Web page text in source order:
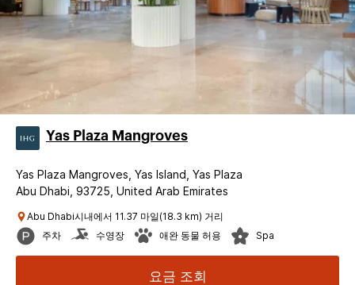
Yas Plaza Mangroves
Yas Plaza Mangroves, Yas Island, Yas Plaza
Abu Dhabi, 93725, United Arab Emirates
Abu Dhabi시내에서 11.37 마일(18.3 km) 거리
주차
수영장 애완 동물 허용 Spa
요금 조회